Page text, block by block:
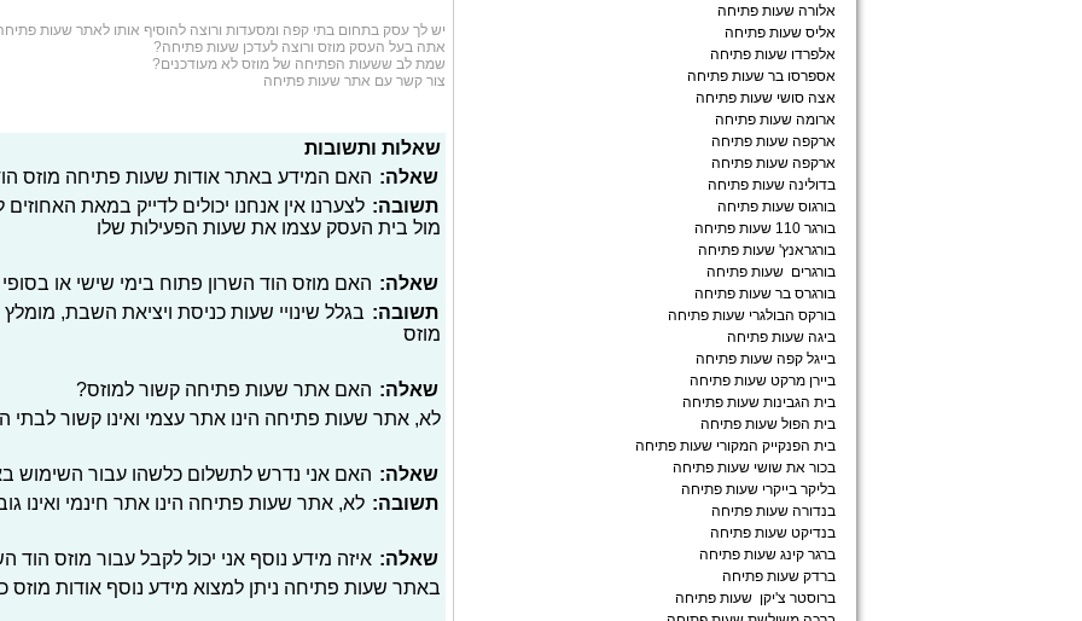
יש לך עסק בתחוםבתי קפה ומסעדות ורוצה להוסיף אותו לאתר שעות
אתה בעל העסק מוזס ורוצה לעדכן שעות פתיחה?
שמת לב ששעות הפתיחה של מוזס לא מעודכנים?
צור קשר עם אתר שעות פתיחה
שאלות ותשובות
שאלה: האם המידע באתר אודות שעות פתיחה מוזס
תשובה: לצערנו אין אנחנו יכולים לדייק במאת
מול בית העסק עצמו את שעות הפעילות שלו
שאלה: האם מוזס הוד השרון פתוח בימי שישי או
תשובה: בגלל שינויי שעות כניסת ויציאת השבת,
מוזס
שאלה: האם אתר שעות פתיחה קשור למוזס?
לא, אתר שעות פתיחה הינו אתר עצמי ואינו קשור
שאלה: האם אני נדרש לתשלום כלשהו עבור השימוש
תשובה: לא, אתר שעות פתיחה הינו אתר חינמי ואינו
שאלה: איזה מידע נוסף אני יכול לקבל עבור מוזס הוד
באתר שעות פתיחה ניתן למצוא מידע נוסף אודות מוזס
אלורה שעות פתיחה
אליס שעות פתיחה
אלפרדו שעות פתיחה
אספרסו בר שעות פתיחה
אצה סושי שעות פתיחה
ארומה שעות פתיחה
ארקפה שעות פתיחה
ארקפה שעות פתיחה
בדולינה שעות פתיחה
בורגוס שעות פתיחה
בורגר 110 שעות פתיחה
בורגראנץ' שעות פתיחה
בורגרים שעות פתיחה
בורגרס בר שעות פתיחה
בורקס הבולגרי שעות פתיחה
ביגה שעות פתיחה
בייגל קפה שעות פתיחה
ביירן מרקט שעות פתיחה
בית הגבינות שעות פתיחה
בית הפול שעות פתיחה
בית הפנקייק המקורי שעות פתיחה
בכור את שושי שעות פתיחה
בליקר בייקרי שעות פתיחה
בנדורה שעות פתיחה
בנדיקט שעות פתיחה
ברגר קינג שעות פתיחה
ברדק שעות פתיחה
ברוסטר צ'יקן שעות פתיחה